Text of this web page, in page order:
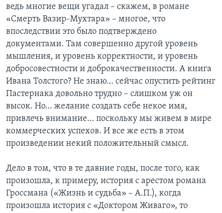
ведь многие вещи угадал – скажем, в романе
«Смерть Вазир-Мухтара» – многое, что
впоследствии это было подтверждено
документами. Там совершенно другой уровень
мышления, и уровень корректности, и уровень
добросовестности и доброкачественности. А книга
Ивана Толстого? Не знаю… сейчас опустить рейтинг
Пастернака довольно трудно – слишком уж он
высок. Но… желание создать себе некое имя,
привлечь внимание… поскольку мы живем в мире
коммерческих успехов. И все же есть в этом
произведении некий положительный смысл.
Дело в том, что в те давние годы, после того, как
произошла, к примеру, история с арестом романа
Гроссмана («Жизнь и судьба» – А.П.), когда
произошла история с «Доктором Живаго», то